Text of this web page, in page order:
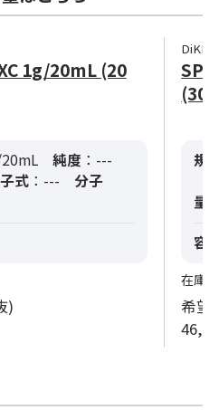
1g/20mL (20
純度 ：---
式 ：---
分子
)
(30
規
量
容
在庫
希望